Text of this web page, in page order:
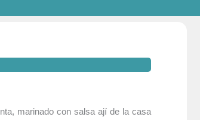
marinado con salsa ají de la casa